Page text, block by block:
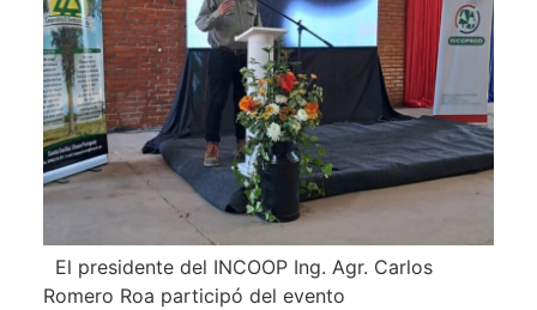
El presidente del INCOOP Ing. Agr. Carlos
Romero Roa participó del evento